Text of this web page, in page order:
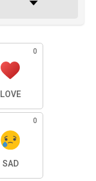
0
LOVE
0
SAD